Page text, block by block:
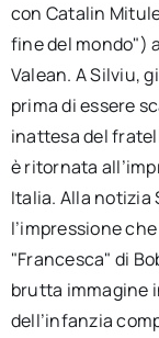
con Catalin
fine del mondo")
Valean. A Silviu,
prima di essere
inattesa del
è ritornata
Italia. Alla notizia
l’impressione
"Francesca" di
brutta immagine
dell’infanzia